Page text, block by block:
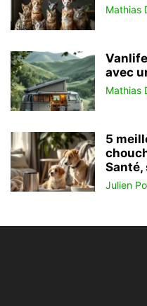
Mathias
avec
Mathias
5
Julien